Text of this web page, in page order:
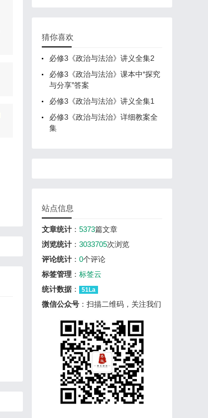
猜你喜欢
必修3《政治与法治》讲义全集2
必修3《政治与法治》课本中“探究
与分享”答案
必修3《政治与法治》讲义全集1
必修3《政治与法治》详细教案全
集
站点信息
文章统计： 5373篇文章
浏览统计： 3033705次浏览
评论统计： 0个评论
标签管理 ： 标签云
统计数据 ： 51La
微信公众号 ：扫描二维码，关注我们